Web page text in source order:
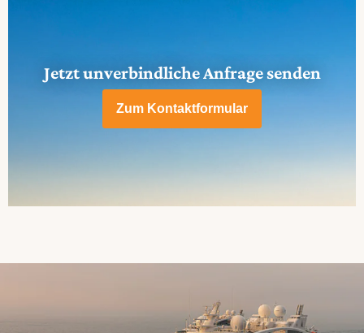
Jetzt unverbindliche Anfrage senden
Zum Kontaktformular